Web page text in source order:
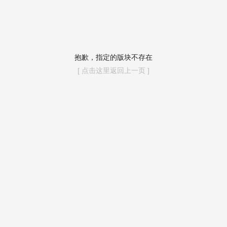
抱歉，指定的版块不存在
[ 点击这里返回上一页 ]